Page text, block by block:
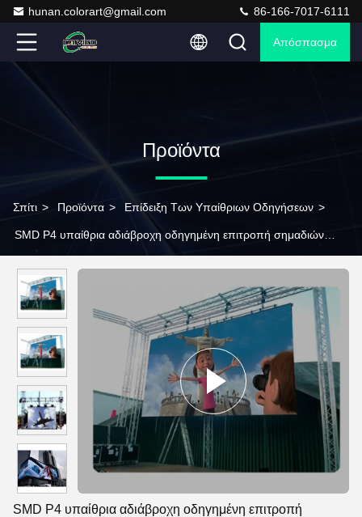
hunan.colorart@gmail.com 86-166-7017-6111
Απόσπασμα
Προϊόντα
Σπίτι > Προϊόντα > Επίδειξη Των Υπαίθριων Οδηγήσεων >
SMD P4 υπαίθρια αδιάβροχη οδηγημένη επιτροπή σημαδιών
SMD P4 υπαίθρια αδιάβροχη οδηγημένη επιτροπή